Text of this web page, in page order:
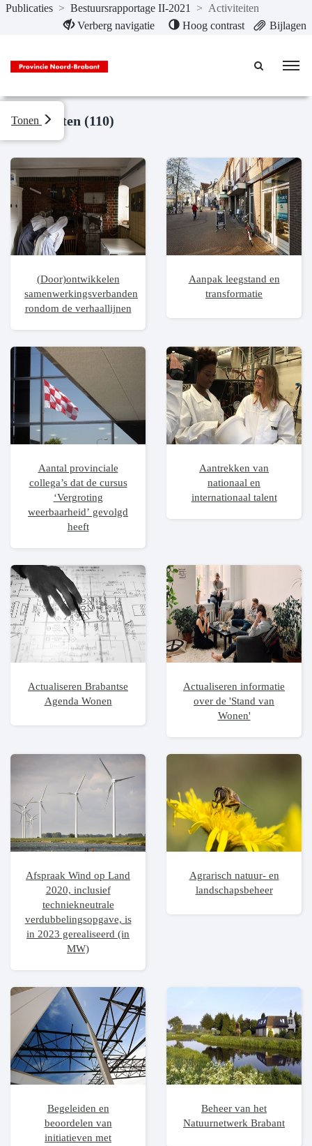
Naar hoofdinhoud
Publicaties > Bestuursrapportage II-2021 > Activiteiten
Verberg navigatie
Hoog contrast Bijlagen
Tonen
Activiteiten (110)
(Door)ontwikkelen
samenwerkingsverbanden
rondom de verhaallijnen
Aanpak leegstand en
transformatie
Aantal provinciale
collega’s dat de cursus
‘Vergroting
weerbaarheid’ gevolgd
heeft
Aantrekken van
nationaal en
internationaal talent
Actualiseren Brabantse
Agenda Wonen
Actualiseren informatie
over de 'Stand van
Wonen'
Afspraak Wind op Land
2020, inclusief
techniekneutrale
verdubbelingsopgave, is
in 2023 gerealiseerd (in
MW)
Agrarisch natuur- en
landschapsbeheer
Begeleiden en
beoordelen van
initiatieven met
Beheer van het
Natuurnetwerk Brabant